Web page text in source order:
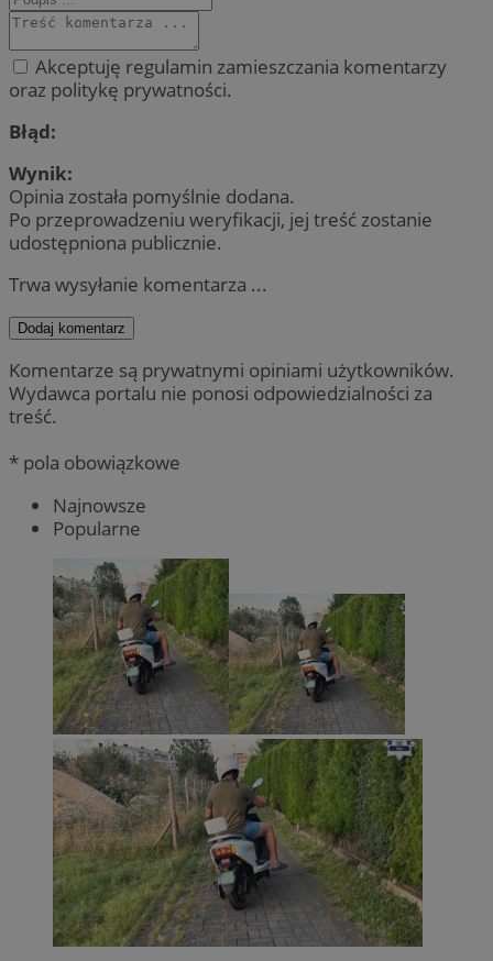
Akceptuję regulamin zamieszczania komentarzy
oraz politykę prywatności.
Błąd:
Wynik:
Opinia została pomyślnie dodana.
Po przeprowadzeniu weryfikacji, jej treść zostanie
udostępniona publicznie.
Trwa wysyłanie komentarza ...
Dodaj komentarz
Komentarze są prywatnymi opiniami użytkowników.
Wydawca portalu nie ponosi odpowiedzialności za
treść.
* pola obowiązkowe
Najnowsze
Popularne